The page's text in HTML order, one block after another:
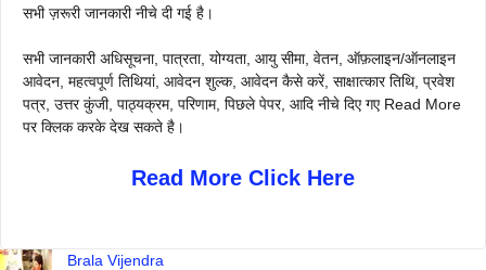
सभी ज़रूरी जानकारी नीचे दी गई है।
सभी जानकारी अधिसूचना, पात्रता, योग्यता, आयु सीमा, वेतन, ऑफ़लाइन/ऑनलाइन
आवेदन, महत्वपूर्ण तिथियां, आवेदन शुल्क, आवेदन कैसे करें, साक्षात्कार तिथि, प्रवेश
पत्र, उत्तर कुंजी, पाठ्यक्रम, परिणाम, पिछले पेपर, आदि नीचे दिए गए Read More
पर क्लिक करके देख सकते है।
Read More Click Here
Brala Vijendra